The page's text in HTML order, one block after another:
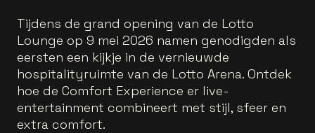
Tijdens de grand opening van de Lotto
Lounge op 9 mei 2026 namen genodigden als
eersten een kijkje in de vernieuwde
hospitalityruimte van de Lotto Arena. Ontdek
hoe de Comfort Experience er live-
entertainment combineert met stijl, sfeer en
extra comfort.